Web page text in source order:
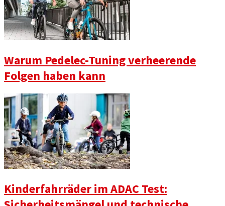
Warum Pedelec-Tuning verheerende
Folgen haben kann
Kinderfahrräder im ADAC Test: